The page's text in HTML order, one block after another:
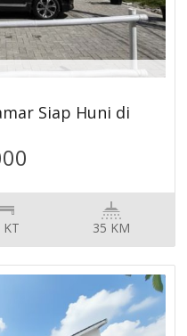
Siap Huni di
KT 35 KM